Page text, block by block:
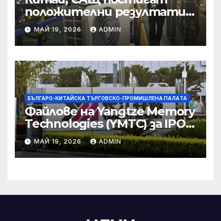
положителни резултати в
икономическите и
търговски консултации:
министерство
МАЙ 19, 2026 ADMIN
БЪЛГАРО-КИТАЙСКА ТЪРГОВСКО-ПРОМИШЛЕНА ПАЛAТА
Файлове на Yangtze Memory
Technologies (YMTC) за IPO
на STAR Market
МАЙ 19, 2026 ADMIN